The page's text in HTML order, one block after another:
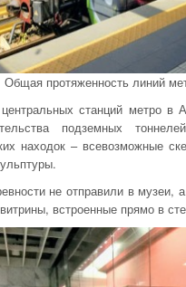
Общая протяженность линий
станций метро
подземных
находок – всевозможные
не отправили в музеи,
встроенные прямо в